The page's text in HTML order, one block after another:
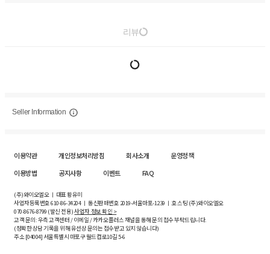
리뷰
Seller Information
이용약관 개인정보처리방침 회사소개
운영정책
이용방법
공지사항 이벤트 FAQ
(주)와이오엘오 ㅣ 대표 황유미
사업자등록번호610-86-34204ㅣ 통신판매번호 2019-서울마포-1239 ㅣ 호스팅 (주)와이오엘오
070-8676-8799 (발신 전용)사업자 정보 확인 >
고객 문의: 우측 고객센터 / 이메일 / 카카오플러스 채널을 통해 문의 접수 부탁드립니다.
(정확한 상담 기록을 위해 유선상 문의는 접수받고 있지 않습니다)
주소 [04004] 서울특별시 마포구 월드컵로10길5-6